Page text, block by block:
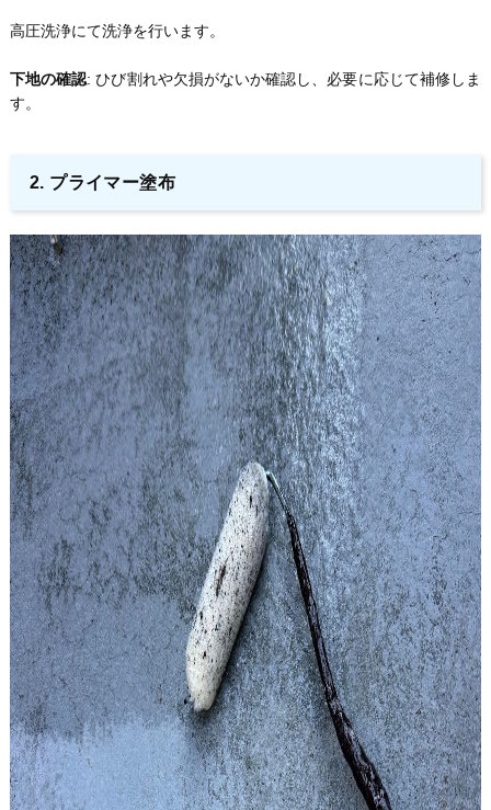
高圧洗浄にて洗浄を行います。
下地の確認: ひび割れや欠損がないか確認し、必要に応じて補修しま
す。
2. プライマー塗布